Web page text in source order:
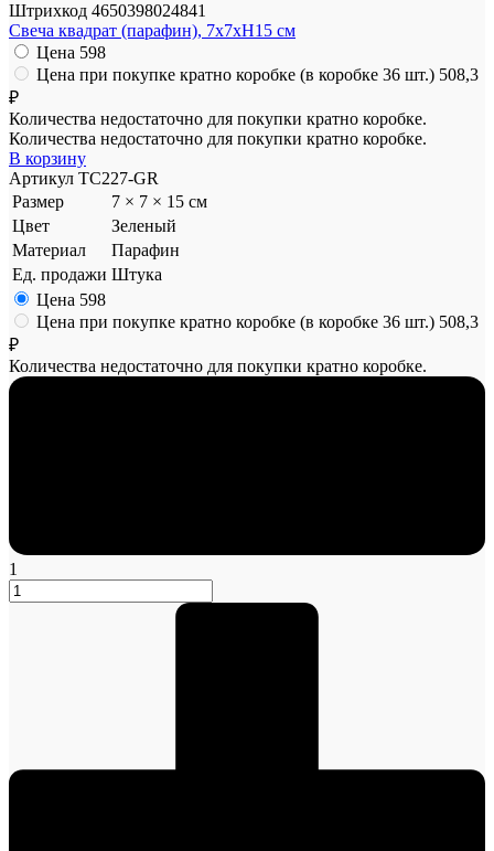
Штрихкод 4650398024841
Свеча квадрат (парафин), 7x7xH15 см
Цена 598
Цена при покупке кратно коробке (в коробке 36 шт.) 508,3
₽
Количества недостаточно для покупки кратно коробке.
Количества недостаточно для покупки кратно коробке.
В корзину
Артикул TC227-GR
Размер
7 × 7 × 15 см
Цвет
Зеленый
Материал
Парафин
Ед. продажи Штука
Цена 598
Цена при покупке кратно коробке (в коробке 36 шт.) 508,3
₽
Количества недостаточно для покупки кратно коробке.
1